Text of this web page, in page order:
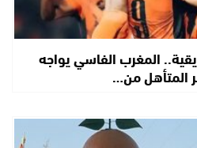
المغرب الفاسي يواجه
المتأهل من…